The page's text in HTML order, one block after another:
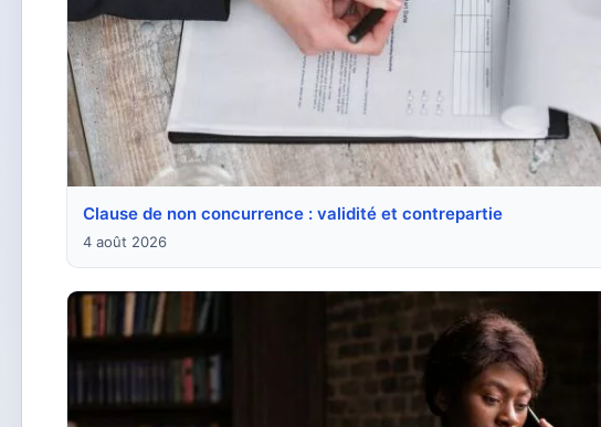
Clause de non concurrence : validité et contrepartie
4 août 2026